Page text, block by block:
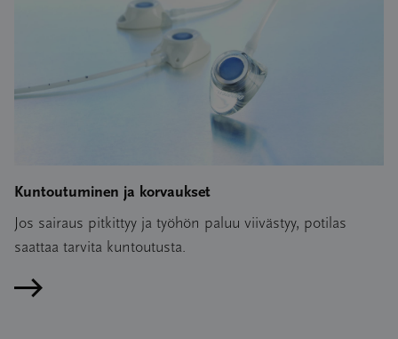
Kuntoutuminen ja korvaukset
Jos sairaus pitkittyy ja työhön paluu viivästyy, potilas
saattaa tarvita kuntoutusta.
Lue artikkeli